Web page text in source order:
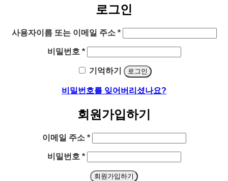
로그인
사용자이름 또는 이메일 주소 *필
목
비밀번호 *필
항기억하기 로그인
비밀번호를 잊어버리셨나요?
회원가입하기
이메일 주소 *필
목
비밀번호 *필
항 회원가입하기